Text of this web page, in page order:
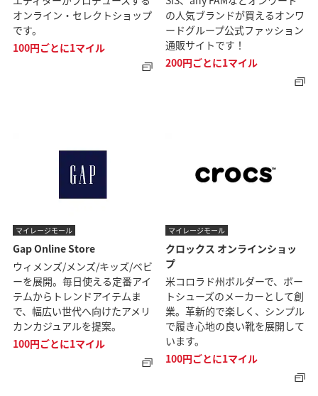
オンライン・セレクトショップ
です。
100円ごとに1マイル
の人気ブランドが買えるオンワ
ードグループ公式ファッション
通販サイトです！
200円ごとに1マイル
マイレージモール
Gap Online Store
ウィメンズ/メンズ/キッズ/ベビ
ーを展開。毎日使える定番アイ
テムからトレンドアイテムま
で、幅広い世代へ向けたアメリ
カンカジュアルを提案。
100円ごとに1マイル
マイレージモール
クロックス オンラインショッ
プ
米コロラド州ボルダーで、ボー
トシューズのメーカーとして創
業。革新的で楽しく、シンプル
で履き心地の良い靴を展開して
います。
100円ごとに1マイル